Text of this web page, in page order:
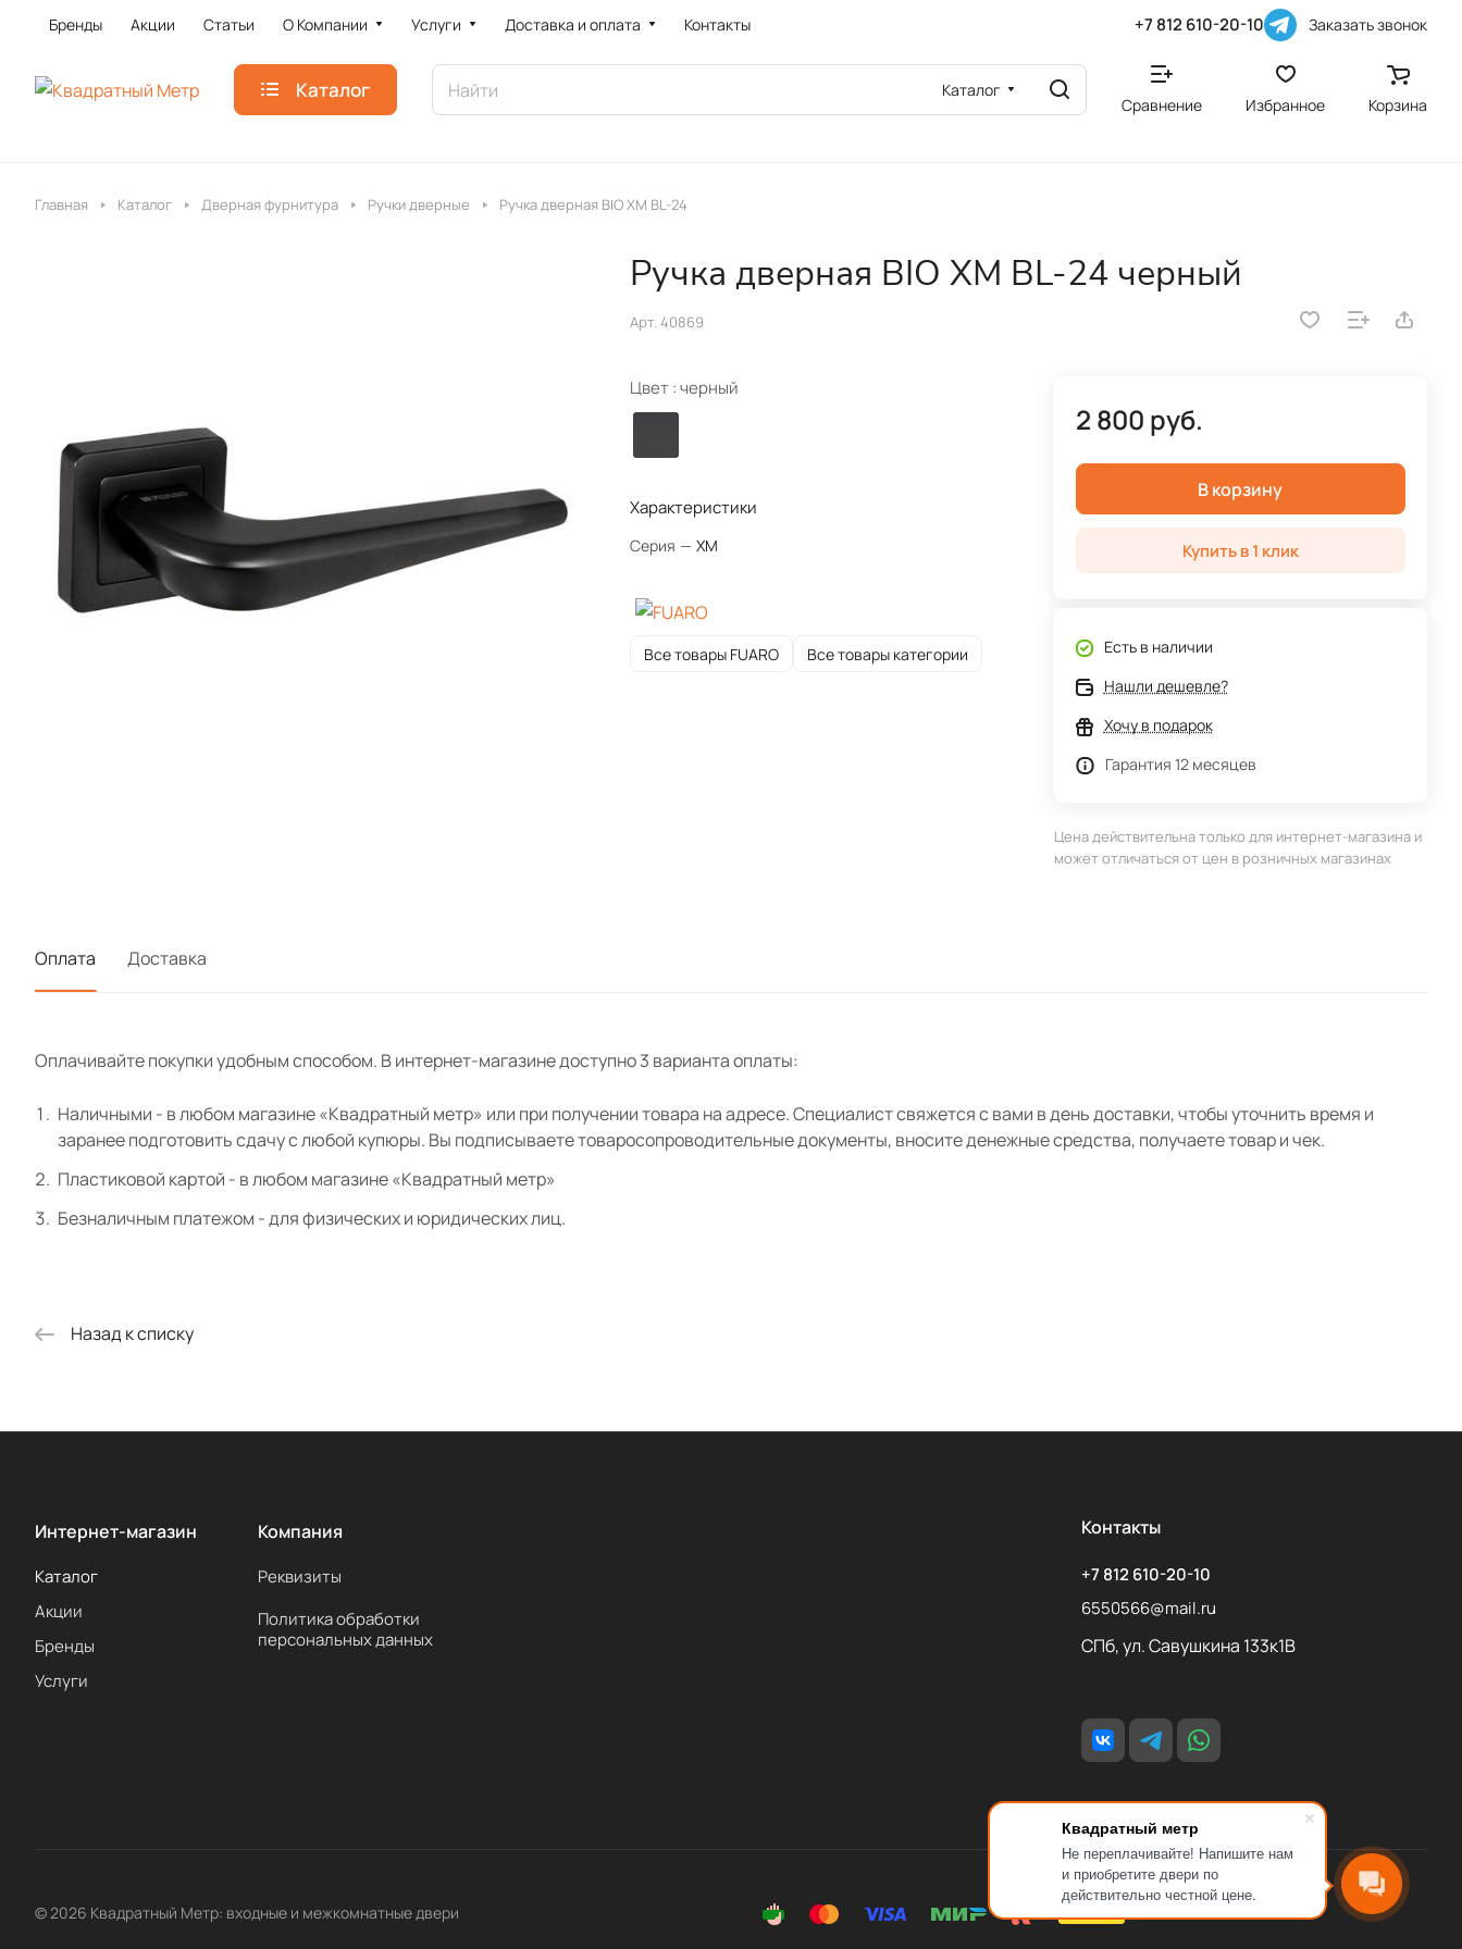
Квадратный метр
Не переплачивайте! Напишите нам
и приобретите двери по
действительно честной цене.
Бренды Акции Статьи О Компании Услуги Доставка и оплата Контакты +7 812 610-20-10 Заказать звонок
Каталог Каталог
Сравнение Избранное Корзина
Главная Каталог Дверная фурнитура Ручки дверные Ручка дверная BIO XM BL-24
Ручка дверная BIO XM BL-24 черный
Арт. 40869
Цвет :черный
Характеристики
Серия — XM
Все товары FUARO Все товары категории
2 800 руб.
В корзину
Купить в 1 клик
Есть в наличии
Нашли дешевле?
Хочу в подарок
Гарантия 12 месяцев
Цена действительна только для интернет-магазина и
может отличаться от цен в розничных магазинах
Оплата Доставка
Оплачивайте покупки удобным способом. В интернет-магазине доступно 3 варианта оплаты:
Наличными - в любом магазине «Квадратный метр» или при получении товара на адресе. Специалист свяжется с вами в день доставки, чтобы уточнить время и
заранее подготовить сдачу с любой купюры. Вы подписываете товаросопроводительные документы, вносите денежные средства, получаете товар и чек.
Пластиковой картой - в любом магазине «Квадратный метр»
Безналичным платежом - для физических и юридических лиц.
Назад к списку
Интернет-магазин
Каталог
Акции
Бренды
Услуги
Компания
Реквизиты
Политика обработки
персональных данных
Контакты
+7 812 610-20-10
6550566@mail.ru
СПб, ул. Савушкина 133к1В
© 2026 Квадратный Метр: входные и межкомнатные двери